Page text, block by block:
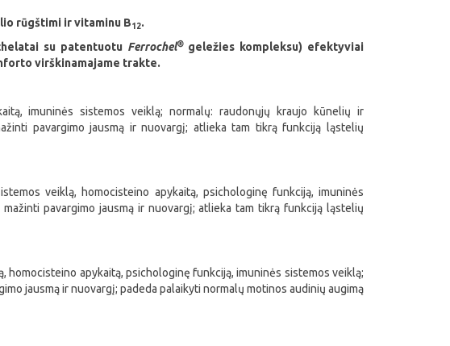
rūgštimi ir vitaminu B12.
su patentuotu Ferrochel®
geležies kompleksu) efektyviai
virškinamajame trakte.
imuninės sistemos veiklą; normalų: raudonųjų kraujo kūnelių ir
pavargimo jausmą ir nuovargį; atlieka tam tikrą funkciją ląstelių
veiklą, homocisteino apykaitą, psichologinę funkciją, imuninės
pavargimo jausmą ir nuovargį; atlieka tam tikrą funkciją ląstelių
homocisteino apykaitą, psichologinę funkciją, imuninės sistemos veiklą;
jausmą ir nuovargį; padeda palaikyti normalų motinos audinių augimą